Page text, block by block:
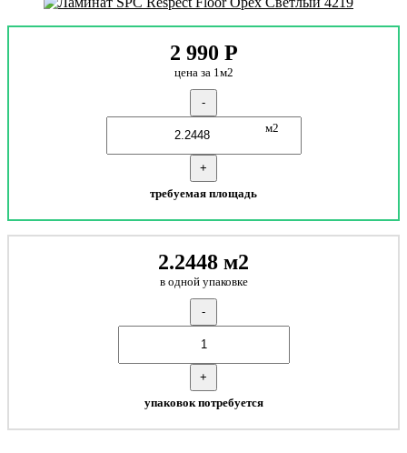
2 990 Р
цена за 1м2
-
м2
+
требуемая площадь
2.2448 м2
в одной упаковке
-
+
упаковок потребуется